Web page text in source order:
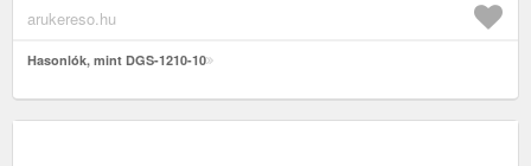
arukereso.hu
Hasonlók, mint DGS-1210-10